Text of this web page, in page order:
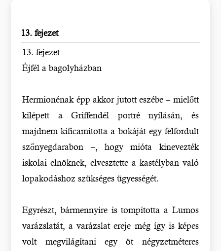
13. fejezet
13. fejezet
Éjfél a bagolyházban
Hermionénak épp akkor jutott eszébe – mielőtt
kilépett a Griffendél portré nyílásán, és
majdnem kificamította a bokáját egy felfordult
szőnyegdarabon –, hogy mióta kinevezték
iskolai elnöknek, elvesztette a kastélyban való
lopakodáshoz szükséges ügyességét.
Egyrészt, bármennyire is tompította a Lumos
varázslatát, a varázslat ereje még így is képes
volt megvilágítani egy öt négyzetméteres